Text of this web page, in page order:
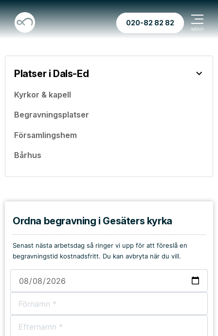
020-82 82 82
Platser i Dals-Ed
Kyrkor & kapell
Begravningsplatser
Församlingshem
Bårhus
Ordna begravning i Gesäters kyrka
Senast nästa arbetsdag så ringer vi upp för att föreslå en
begravningstid kostnadsfritt. Du kan avbryta när du vill.